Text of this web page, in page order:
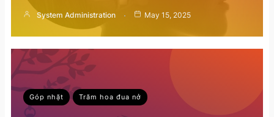
System Administration May 15, 2025
Góp nhặt Trăm hoa đua nở